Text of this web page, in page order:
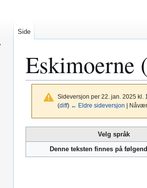
Eskimoerne
Sideversjon per 22. jan. 2025 kl.
(diff) ← Eldre sideversjon |
til
navigering
til
Velg språk
Denne teksten finnes på
Side